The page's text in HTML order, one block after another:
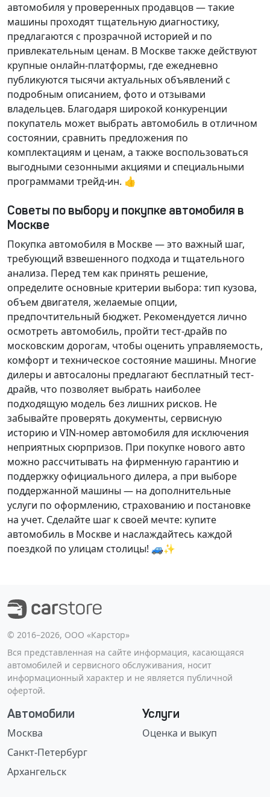
автомобиля у проверенных продавцов — такие
машины проходят тщательную диагностику,
предлагаются с прозрачной историей и по
привлекательным ценам. В Москве также действуют
крупные онлайн-платформы, где ежедневно
публикуются тысячи актуальных объявлений с
подробным описанием, фото и отзывами
владельцев. Благодаря широкой конкуренции
покупатель может выбрать автомобиль в отличном
состоянии, сравнить предложения по
комплектациям и ценам, а также воспользоваться
выгодными сезонными акциями и специальными
программами трейд-ин. 👍
Советы по выбору и покупке автомобиля в
Москве
Покупка автомобиля в Москве — это важный шаг,
требующий взвешенного подхода и тщательного
анализа. Перед тем как принять решение,
определите основные критерии выбора: тип кузова,
объем двигателя, желаемые опции,
предпочтительный бюджет. Рекомендуется лично
осмотреть автомобиль, пройти тест-драйв по
московским дорогам, чтобы оценить управляемость,
комфорт и техническое состояние машины. Многие
дилеры и автосалоны предлагают бесплатный тест-
драйв, что позволяет выбрать наиболее
подходящую модель без лишних рисков. Не
забывайте проверять документы, сервисную
историю и VIN-номер автомобиля для исключения
неприятных сюрпризов. При покупке нового авто
можно рассчитывать на фирменную гарантию и
поддержку официального дилера, а при выборе
поддержанной машины — на дополнительные
услуги по оформлению, страхованию и постановке
на учет. Сделайте шаг к своей мечте: купите
автомобиль в Москве и наслаждайтесь каждой
поездкой по улицам столицы! 🚙✨
©️ 2016–2026, ООО «Карстор»
Вся представленная на сайте информация, касающаяся
автомобилей и сервисного обслуживания, носит
информационный характер и не является публичной
офертой.
Автомобили
Москва
Санкт-Петербург
Архангельск
Услуги
Оценка и выкуп